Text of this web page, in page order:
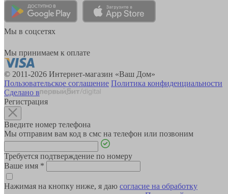
Мы в соцсетях
Мы принимаем к оплате
© 2011-2026 Интернет-магазин «Ваш Дом»
Пользовательское соглашение Политика конфиденциальности
Сделано в
Регистрация
Введите номер телефона
Мы отправим вам код в смс на телефон или позвоним
Требуется подтверждение по номеру
Ваше имя *
Нажимая на кнопку ниже, я даю согласие на обработку